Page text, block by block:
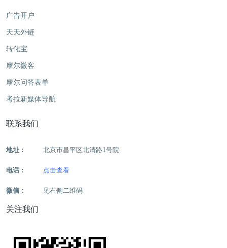
广告开户
天天外链
转化宝
摩尔微客
摩尔问答表单
考拉新媒体导航
联系我们
地址 : 北京市昌平区北清路1号院
电话 : 点击查看
微信 : 见右侧二维码
关注我们